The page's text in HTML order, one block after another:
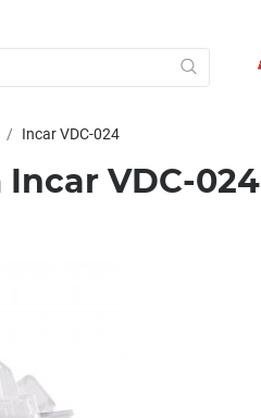
Incar VDC-024
VDC-024